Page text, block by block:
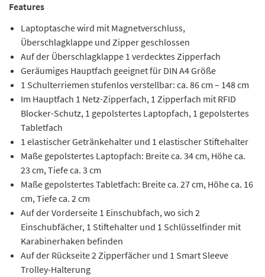
Features
Laptoptasche wird mit Magnetverschluss,
Überschlagklappe und Zipper geschlossen
Auf der Überschlagklappe 1 verdecktes Zipperfach
Geräumiges Hauptfach geeignet für DIN A4 Größe
1 Schulterriemen stufenlos verstellbar: ca. 86 cm – 148 cm
Im Hauptfach 1 Netz-Zipperfach, 1 Zipperfach mit RFID
Blocker-Schutz, 1 gepolstertes Laptopfach, 1 gepolstertes
Tabletfach
1 elastischer Getränkehalter und 1 elastischer Stiftehalter
Maße gepolstertes Laptopfach: Breite ca. 34 cm, Höhe ca.
23 cm, Tiefe ca. 3 cm
Maße gepolstertes Tabletfach: Breite ca. 27 cm, Höhe ca. 16
cm, Tiefe ca. 2 cm
Auf der Vorderseite 1 Einschubfach, wo sich 2
Einschubfächer, 1 Stiftehalter und 1 Schlüsselfinder mit
Karabinerhaken befinden
Auf der Rückseite 2 Zipperfächer und 1 Smart Sleeve
Trolley-Halterung